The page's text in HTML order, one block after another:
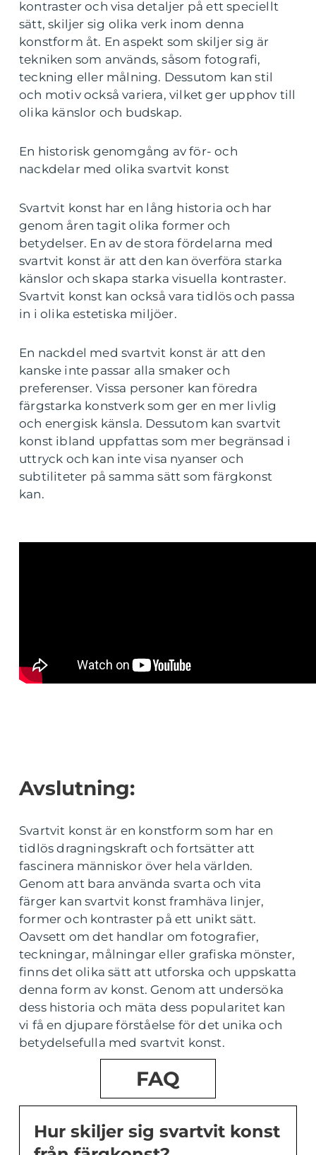
kontraster och visa detaljer på ett speciellt
sätt, skiljer sig olika verk inom denna
konstform åt. En aspekt som skiljer sig är
tekniken som används, såsom fotografi,
teckning eller målning. Dessutom kan stil
och motiv också variera, vilket ger upphov till
olika känslor och budskap.
En historisk genomgång av för- och
nackdelar med olika svartvit konst
Svartvit konst har en lång historia och har
genom åren tagit olika former och
betydelser. En av de stora fördelarna med
svartvit konst är att den kan överföra starka
känslor och skapa starka visuella kontraster.
Svartvit konst kan också vara tidlös och passa
in i olika estetiska miljöer.
En nackdel med svartvit konst är att den
kanske inte passar alla smaker och
preferenser. Vissa personer kan föredra
färgstarka konstverk som ger en mer livlig
och energisk känsla. Dessutom kan svartvit
konst ibland uppfattas som mer begränsad i
uttryck och kan inte visa nyanser och
subtiliteter på samma sätt som färgkonst
kan.
Avslutning:
Svartvit konst är en konstform som har en
tidlös dragningskraft och fortsätter att
fascinera människor över hela världen.
Genom att bara använda svarta och vita
färger kan svartvit konst framhäva linjer,
former och kontraster på ett unikt sätt.
Oavsett om det handlar om fotografier,
teckningar, målningar eller grafiska mönster,
finns det olika sätt att utforska och uppskatta
denna form av konst. Genom att undersöka
dess historia och mäta dess popularitet kan
vi få en djupare förståelse för det unika och
betydelsefulla med svartvit konst.
FAQ
Hur skiljer sig svartvit konst